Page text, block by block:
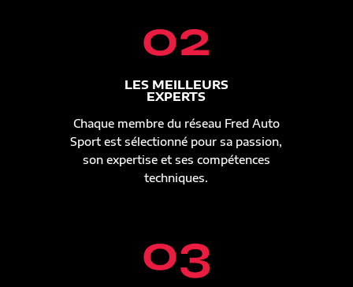
02
LES MEILLEURS
EXPERTS
Chaque membre du réseau Fred Auto
Sport est sélectionné pour sa passion,
son expertise et ses compétences
techniques.
03